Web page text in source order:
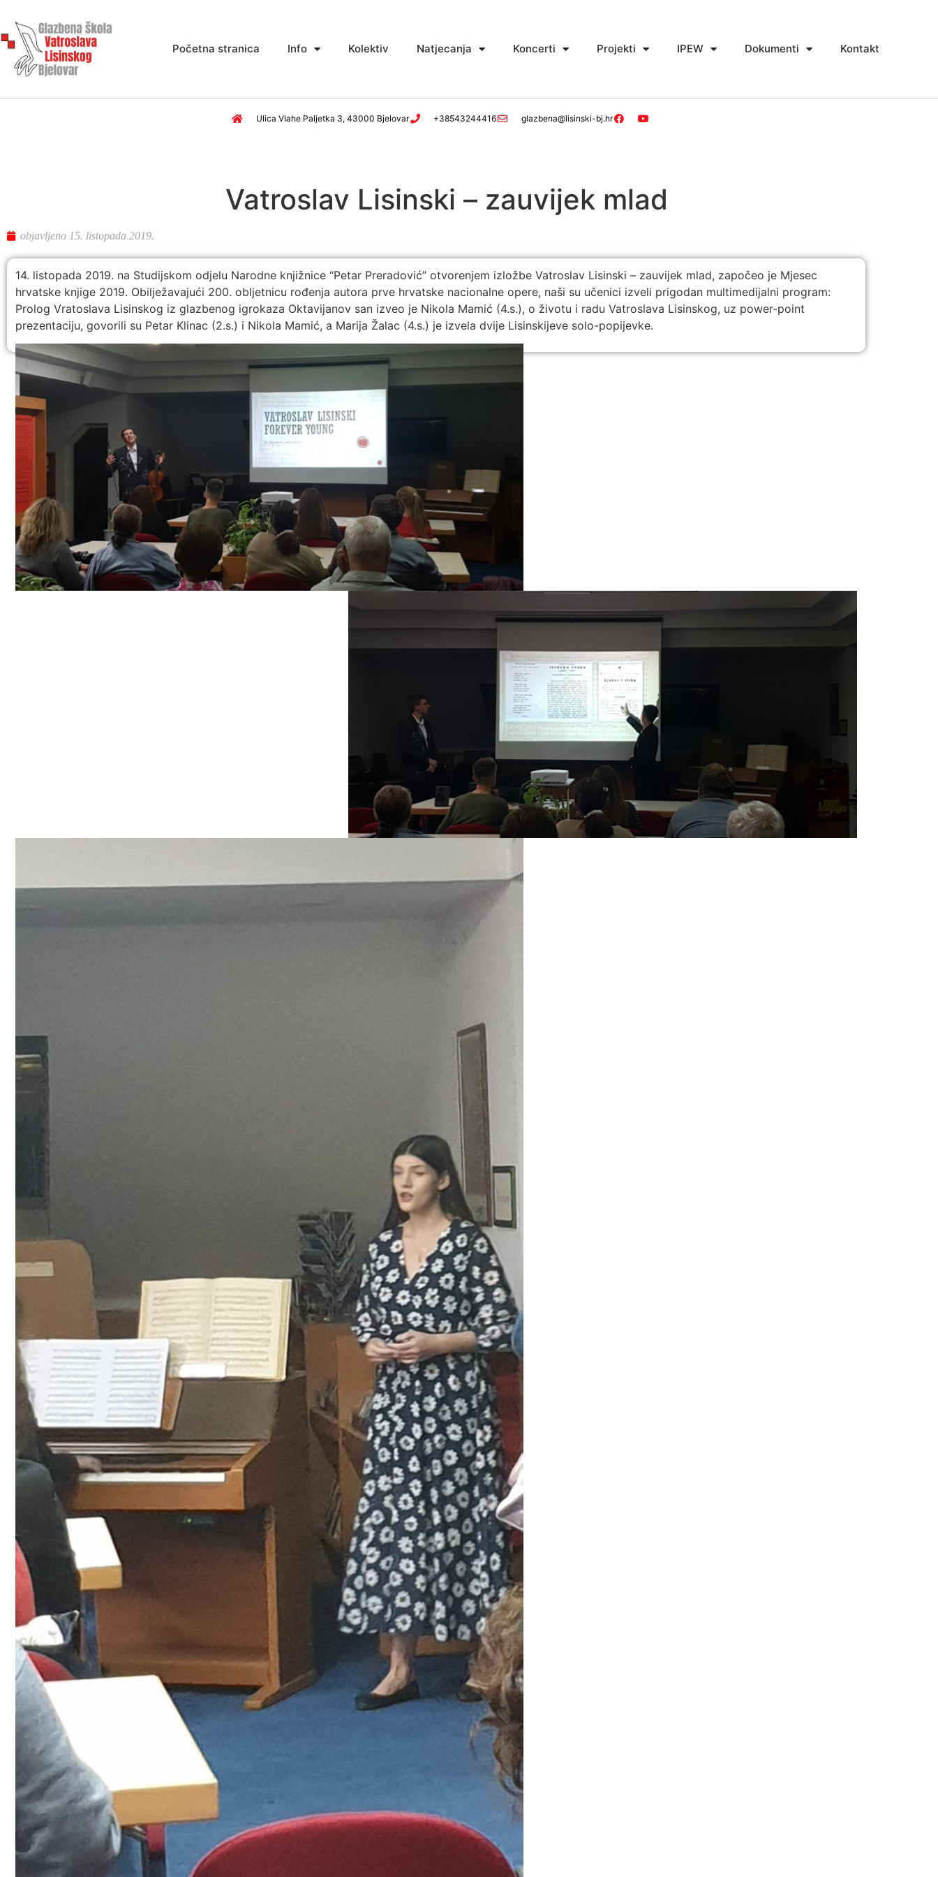
Početna stranica Info Kolektiv Natjecanja Koncerti Projekti IPEW Dokumenti Kontakt
Ulica Vlahe Paljetka 3, 43000 Bjelovar +38543244416 glazbena@lisinski-bj.hr
Vatroslav Lisinski – zauvijek mlad
objavljeno 15. listopada 2019.
14. listopada 2019. na Studijskom odjelu Narodne knjižnice “Petar Preradović” otvorenjem izložbe Vatroslav Lisinski – zauvijek mlad, započeo je Mjesec
hrvatske knjige 2019. Obilježavajući 200. obljetnicu rođenja autora prve hrvatske nacionalne opere, naši su učenici izveli prigodan multimedijalni program:
Prolog Vratoslava Lisinskog iz glazbenog igrokaza Oktavijanov san izveo je Nikola Mamić (4.s.), o životu i radu Vatroslava Lisinskog, uz power-point
prezentaciju, govorili su Petar Klinac (2.s.) i Nikola Mamić, a Marija Žalac (4.s.) je izvela dvije Lisinskijeve solo-popijevke.